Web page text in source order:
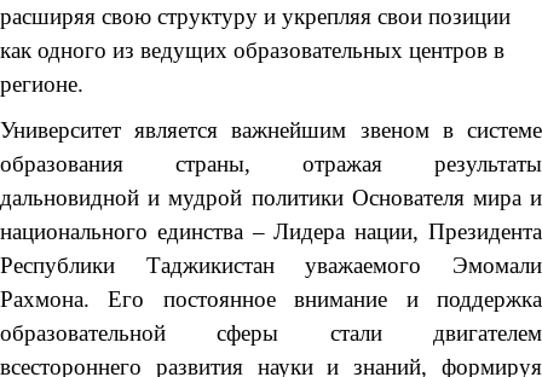
расширяя свою структуру и укрепляя свои позиции
как одного из ведущих образовательных центров в
регионе.
Университет является важнейшим звеном в системе
образования страны, отражая результаты
дальновидной и мудрой политики Основателя мира и
национального единства – Лидера нации, Президента
Республики Таджикистан уважаемого Эмомали
Рахмона. Его постоянное внимание и поддержка
образовательной сферы стали двигателем
всестороннего развития науки и знаний, формируя